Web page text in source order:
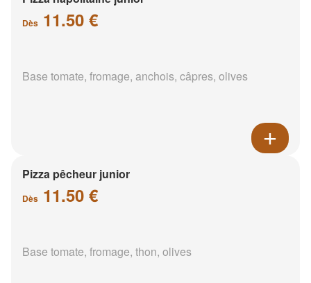
Dès 11.50 €
Base tomate, fromage, anchois, câpres, olives
Pizza pêcheur junior
Dès 11.50 €
Base tomate, fromage, thon, olives